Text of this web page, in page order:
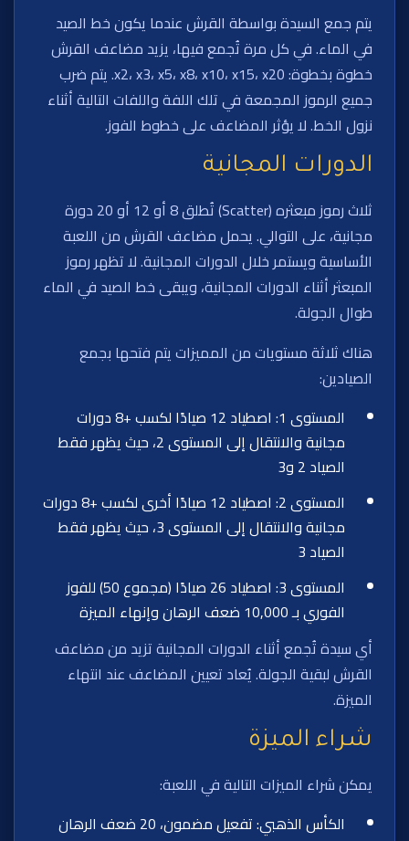
يتم جمع السيدة بواسطة القرش عندما يكون خط الصيد
في الماء. في كل مرة تُجمع فيها، يزيد مضاعف القرش
خطوة بخطوة: x2، x3، x5، x8، x10، x15، x20. يتم ضرب
جميع الرموز المجمعة في تلك اللفة واللفات التالية أثناء
نزول الخط. لا يؤثر المضاعف على خطوط الفوز.
الدورات المجانية
ثلاث رموز مبعثره (Scatter) تُطلق 8 أو 12 أو 20 دورة
مجانية، على التوالي. يحمل مضاعف القرش من اللعبة
الأساسية ويستمر خلال الدورات المجانية. لا تظهر رموز
المبعثر أثناء الدورات المجانية، ويبقى خط الصيد في الماء
طوال الجولة.
هناك ثلاثة مستويات من المميزات يتم فتحها بجمع
الصيادين:
المستوى 1: اصطياد 12 صيادًا لكسب +8 دورات
مجانية والانتقال إلى المستوى 2، حيث يظهر فقط
الصياد 2 و3
المستوى 2: اصطياد 12 صيادًا أخرى لكسب +8 دورات
مجانية والانتقال إلى المستوى 3، حيث يظهر فقط
الصياد 3
المستوى 3: اصطياد 26 صيادًا (مجموع 50) للفوز
الفوري بـ 10,000 ضعف الرهان وإنهاء الميزة
أي سيدة تُجمع أثناء الدورات المجانية تزيد من مضاعف
القرش لبقية الجولة. يُعاد تعيين المضاعف عند انتهاء
الميزة.
شراء الميزة
يمكن شراء الميزات التالية في اللعبة:
الكأس الذهبي: تفعيل مضمون، 20 ضعف الرهان